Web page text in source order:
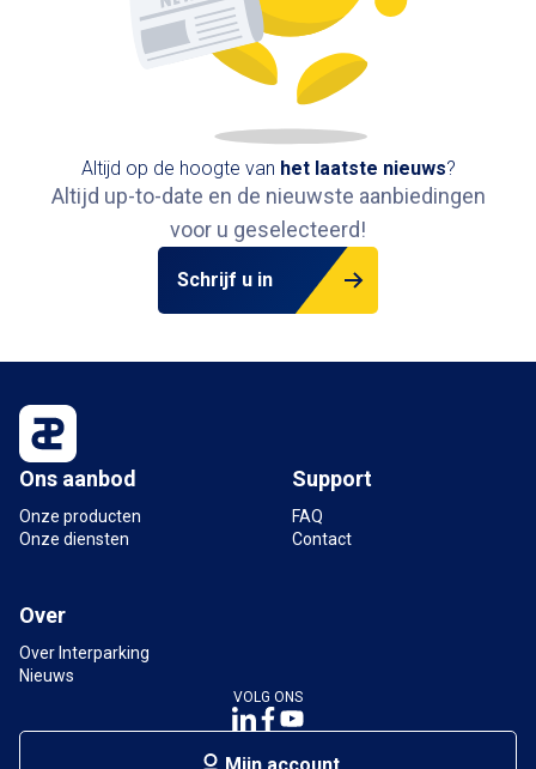
Altijd op de hoogte van het laatste nieuws?
Altijd up-to-date en de nieuwste aanbiedingen
voor u geselecteerd!
Schrijf u in
Ons aanbod
Onze producten
Onze diensten
Support
FAQ
Contact
Over
Over Interparking
Nieuws
VOLG ONS
Mijn account